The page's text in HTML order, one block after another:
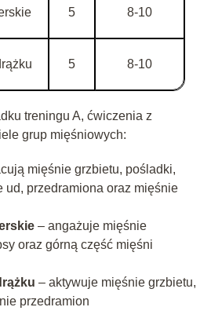
5 8-10
5 8-10
treningu A, ćwiczenia z
grup mięśniowych:
mięśnie grzbietu, pośladki,
ud, przedramiona oraz mięśnie
– angażuje mięśnie
oraz górną część mięśni
– aktywuje mięśnie grzbietu,
przedramion